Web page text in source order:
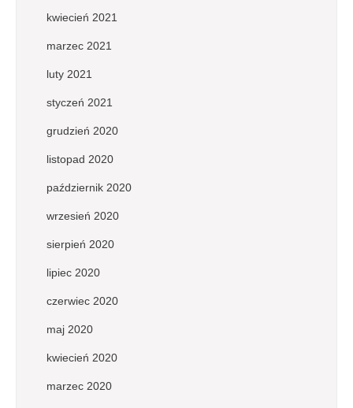
kwiecień 2021
marzec 2021
luty 2021
styczeń 2021
grudzień 2020
listopad 2020
październik 2020
wrzesień 2020
sierpień 2020
lipiec 2020
czerwiec 2020
maj 2020
kwiecień 2020
marzec 2020